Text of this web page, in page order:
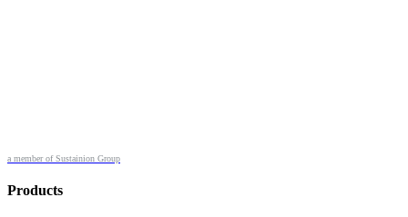
a member of Sustainion Group
Products